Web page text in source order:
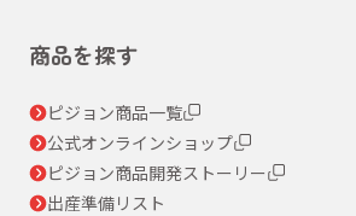
商品を探す
ピジョン商品一覧
公式オンラインショップ
ピジョン商品開発ストーリー
出産準備リスト